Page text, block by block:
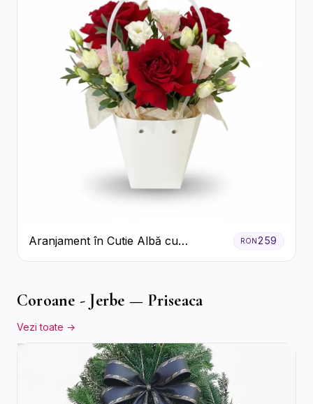
Aranjament în Cutie Albă cu
Trandafiri Roșii și Lisianthus
RON259
Coroane - Jerbe — Priseaca
Vezi toate →